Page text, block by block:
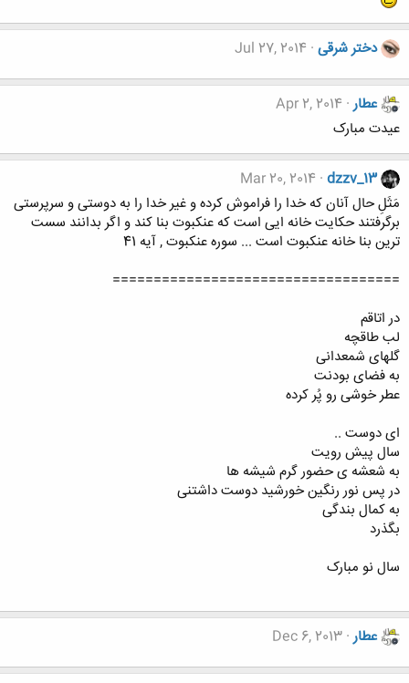
دختر شرقی Jul 27, 2014
عطار Apr 2, 2014
عیدت مبارک
dzzv_13
Mar 20, 2014
مَثَلِ حال آنان که خدا را فراموش کرده و غیر خدا را به دوستی و سرپرستی
برگرفتند حکایت خانه ایی است که عنکبوت بنا کند و اگر بدانند سست
ترین بنا خانه عنکبوت است ... سوره عنکبوت , آیه 41
===================================
در اتاقم
لب طاقچه
گلهای شمعدانی
به فضای بودنت
عطر خوشی رو پُر کرده
ای دوست ..
سال پیش رویت
به شعشه ی حضور گرم شیشه ها
در پس نور رنگین خورشید دوست داشتنی
به کمال بندگی
بگذرد
سال نو مبارک
عطار Dec 6, 2013